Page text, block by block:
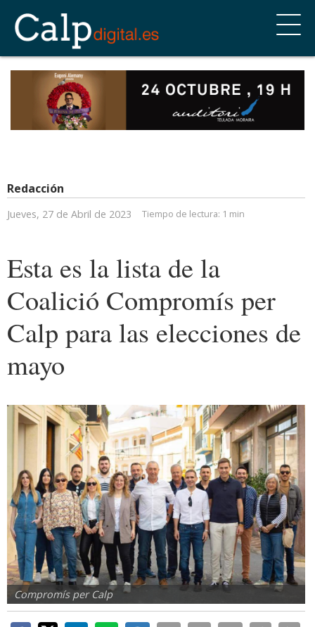
Redacción
Jueves, 27 de Abril de 2023 Tiempo de lectura: 1 min
Esta es la lista de la
Coalició Compromís per
Calp para las elecciones de
mayo
Compromís per Calp